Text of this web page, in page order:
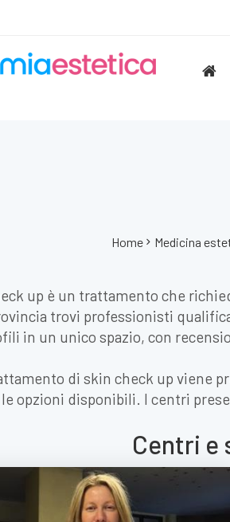
Home Medicina
up è un trattamento che
trovi professionisti
in un unico spazio, con
di skin check up viene
opzioni disponibili. I centri
Centri e